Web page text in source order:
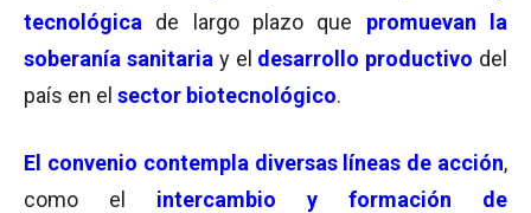
tecnológica de largo plazo que promuevan la
soberanía sanitaria y el desarrollo productivo del
país en el sector biotecnológico.
El convenio contempla diversas líneas de acción,
como el intercambio y formación
de